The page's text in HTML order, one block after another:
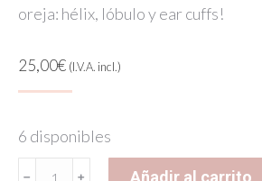
oreja: hélix, lóbulo y ear cuffs!
25,00€ (I.V.A. incl.)
6 disponibles
Añadir al carrito